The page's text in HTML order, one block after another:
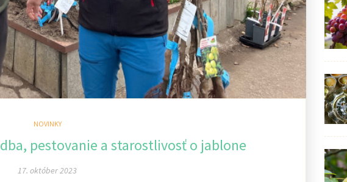
NOVINKY
pestovanie a starostlivosť o jablone
17. október 2023